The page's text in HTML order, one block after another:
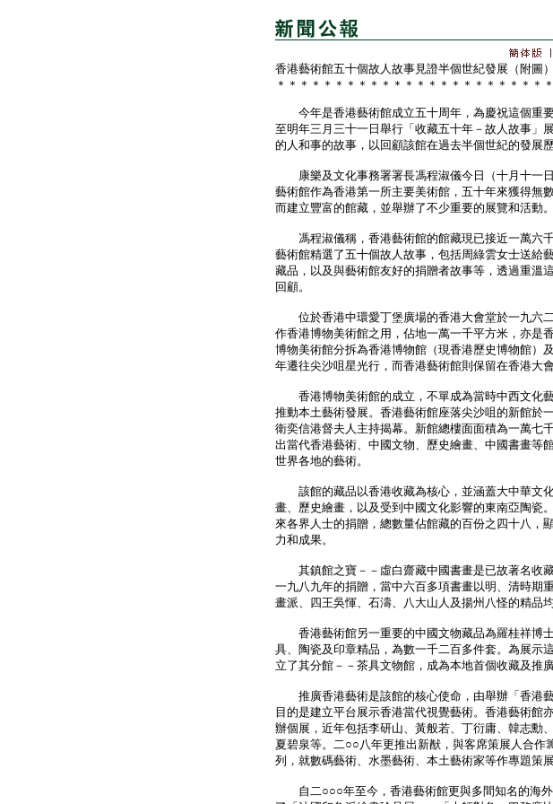
香港藝術館五十個故人故事見證半個世紀發展（附圖）
＊＊＊＊＊＊＊＊＊＊＊＊＊＊＊＊＊＊＊＊＊＊＊＊
今年是香港藝術館成立五十周年，為慶祝這個重
至明年三月三十一日舉行「收藏五十年－故人故事」
的人和事的故事，以回顧該館在過去半個世紀的發展
康樂及文化事務署署長馮程淑儀今日（十月十一
藝術館作為香港第一所主要美術館，五十年來獲得無
而建立豐富的館藏，並舉辦了不少重要的展覽和活動。
馮程淑儀稱，香港藝術館的館藏現已接近一萬六
藝術館精選了五十個故人故事，包括周綠雲女士送給
藏品，以及與藝術館友好的捐贈者故事等，透過重溫
回顧。
位於香港中環愛丁堡廣場的香港大會堂於一九六
作香港博物美術館之用，佔地一萬一千平方米，亦是
博物美術館分拆為香港博物館（現香港歷史博物館）
年遷往尖沙咀星光行，而香港藝術館則保留在香港大
香港博物美術館的成立，不單成為當時中西文化藝
推動本土藝術發展。香港藝術館座落尖沙咀的新館於
衛奕信港督夫人主持揭幕。新館總樓面面積為一萬七
出當代香港藝術、中國文物、歷史繪畫、中國書畫等
世界各地的藝術。
該館的藏品以香港收藏為核心，並涵蓋大中華文
畫、歷史繪畫，以及受到中國文化影響的東南亞陶瓷
來各界人士的捐贈，總數量佔館藏的百份之四十八，
力和成果。
其鎮館之寶－－虛白齋藏中國書畫是已故著名收
一九八九年的捐贈，當中六百多項書畫以明、清時期
畫派、四王吳惲、石濤、八大山人及揚州八怪的精品
香港藝術館另一重要的中國文物藏品為羅桂祥博
具、陶瓷及印章精品，為數一千二百多件套。為展示
立了其分館－－茶具文物館，成為本地首個收藏及推
推廣香港藝術是該館的核心使命，由舉辦「香港藝
目的是建立平台展示香港當代視覺藝術。香港藝術館
辦個展，近年包括李研山、黃般若、丁衍庸、韓志勳
夏碧泉等。二○○八年更推出新猷，與客席策展人合作
列，就數碼藝術、水墨藝術、本土藝術家等作專題策展
自二○○○年至今，香港藝術館更與多間知名的海外